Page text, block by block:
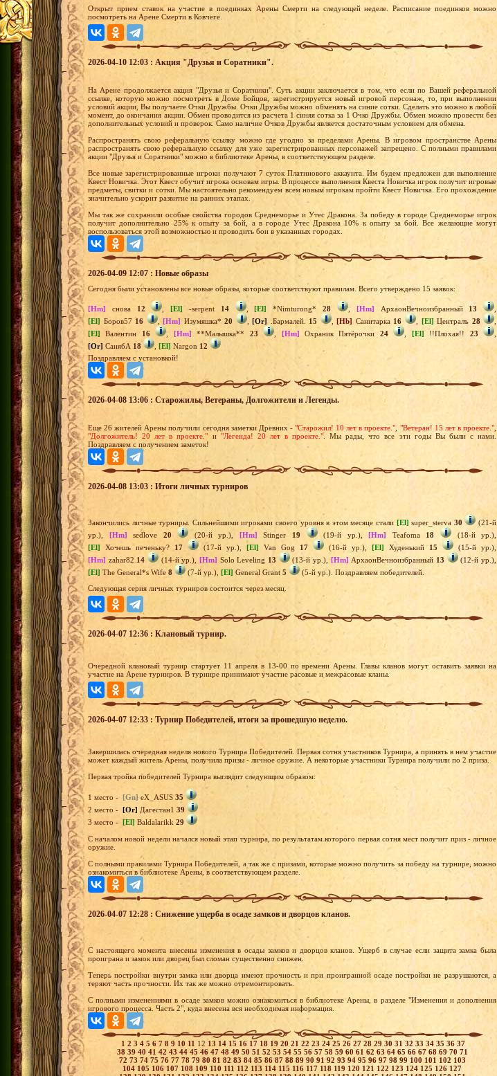
Открыт прием ставок на участие в поединках Арены Смерти на следующей неделе. Расписание поединков можно
посмотреть на Арене Смерти в Ковчеге.
2026-04-10 12:03 : Акция "Друзья и Соратники".
На Арене продолжается акция "Друзья и Соратники". Суть акции заключается в том, что если по Вашей реферальной
ссылке, которую можно посмотреть в Доме Бойцов, зарегистрируется новый игровой персонаж, то, при выполнении
условий акции, Вы получаете Очки Дружбы. Очки Дружбы можно обменять на синие сотки. Сделать это можно в любой
момент, до окончания акции. Обмен проводится из расчета 1 синяя сотка за 1 Очко Дружбы. Обмен можно провести без
дополнительных условий и проверок. Само наличие Очков Дружбы является достаточным условием для обмена.
Распространять свою реферальную ссылку можно где угодно за пределами Арены. В игровом пространстве Арены
распространять свою реферальную ссылку для уже зарегистрированных персонажей запрещено. С полными правилами
акции "Друзья и Соратники" можно в библиотеке Арены, в соответствующем разделе.
Все новые зарегистрированные игроки получают 7 суток Платинового аккаунта. Им будем предложен для выполнение
Квест Новичка. Этот Квест обучит игрока основам игры. В процессе выполнения Квеста Новичка игрок получит игровые
предметы, свитки и сотки. Мы настоятельно рекомендуем всем новым игрокам пройти Квест Новичка. Его прохождение
значительно ускорит развитие на ранних этапах.
Мы так же сохранили особые свойства городов Среднеморье и Утес Дракона. За победу в городе Среднеморье игрок
получит дополнительно 25% к опыту за бой, а в городе Утес Дракона 10% к опыту за бой. Все желающие могут
воспользоваться этой возможностью и проводить бои в указанных городах.
2026-04-09 12:07 : Новые образы
Сегодня были установлены все новые образы, которые соответствуют правилам. Всего утверждено 15 заявок:
[Hm] снова 12 ,[El] -serpent 14 ,[El] *Nimturong*28 , [Hm] АрхаонВечноизбранный 13
[El] Боров5716 ,[Hm] Изумяшка*20 ,[Or] .Бармалей. 15 ,[Hb] Санитарка 16 , [El] Централъ 28
[El] Валентин 16 [Hm] **Малышка** 23 [Hm] Охраник Пятёрочки 24 [El] !!Плохая!! 23
[Or] СанябА 18 [El] Nargon 12
Поздравляем с установкой!
2026-04-08 13:06 : Старожилы, Ветераны, Долгожители и Легенды.
Еще 26 жителей Арены получили сегодня заметки Древних - "Старожил! 10 лет в проекте." "Ветеран! 15 лет в проекте."
"Долгожитель! 20 лет в проекте." и "Легенда! 20 лет в проекте.". Мы рады, что все эти годы Вы были с нами.
Поздравляем с получением заметок!
2026-04-08 13:03 : Итоги личных турниров
Закончились личные турниры. Сильнейшими игроками своего уровня в этом месяце стали [El] super_sterva 30
(21-й
ур.), [Hm] sedlove 20 (20-й ур.), [Hm] Stinger 19 (19-й ур.),[Hm] Teafoma 18
(18-й ур.),
[El] Хочешь печеньку? 17 (17-й ур.), [El] Van Gog 17 (16-й ур.), [El] Худенький 15
(15-й ур.),
[Hm] zahar82 14 (14-й ур.),[Hm] Solo Leveling 13 (13-й ур.), [Hm] АрхаонВечноизбранный 13
(12-й ур.),
[El] The General*s Wife 8 (7-й ур.), [El] General Grant 5
(5-й ур.). Поздравляем победителей.
Следующая серия личных турниров состоится через месяц.
2026-04-07 12:36 : Клановый турнир.
Очередной клановый турнир стартует 11 апреля в 13-00 по времени Арены. Главы кланов могут оставить заявки на
участие на Арене турниров. В турнире принимают участие расовые и межрасовые кланы.
2026-04-07 12:33 : Турнир Победителей, итоги за прошедшую неделю.
Завершилась очередная неделя нового Турнира Победителей. Первая сотня участников Турнира, а принять в нем участие
может каждый житель Арены, получила призы - личное оружие. А некоторые участники Турнира получили по 2 приза.
Первая тройка победителей Турнира выглядит следующим образом:
1 место - [Gn] eX_ASUS 35
2 место - [Or] Дагестан1 39
3 место - [El] Baldalarikk 29
С началом новой недели начался новый этап турнира, по результатам которого первая сотня мест получит приз - личное
оружие.
С полными правилами Турнира Победителей, а так же с призами, которые можно получить за победу на турнире, можно
ознакомиться в библиотеке Арены, в соответствующем разделе.
2026-04-07 12:28 : Снижение ущерба в осаде замков и дворцов кланов.
С настоящего момента внесены изменения в осады замков и дворцов кланов. Ущерб в случае если защита замка была
проиграна и замок или дворец был сломан существенно снижен.
Теперь постройки внутри замка или дворца имеют прочность и при проигранной осаде постройки не разрушаются, а
теряют часть прочности. Их так же можно отремонтировать.
С полными изменениями в осаде замков можно ознакомиться в библиотеке Арены, в разделе "Изменения и дополнения
игрового процесса. Часть 2", куда внесена вся необходимая информация.
1 2 3 4 5 6 7 8 9 10 11 12 13 14 15 16 17 18 19 20 21 22 23 24 25 26 27 28 29 30 31 32 33 34 35 36 37
38 3940 41 42 43 44 45 46 47 48 49 50 51 52 53 54 55 56 57 58 59 60 61 62 63 64 65 66 67 68 69 70 71
72 73 74 75 76 77 78 79 80 81 82 83 84 85 86 87 88 89 90 91 92 93 94 95 96 97 98 99 100 101 102 103
104 105 106 107 108 109 110 111 112 113 114 115 116 117 118 119 120 121 122 123 124 125 126 127